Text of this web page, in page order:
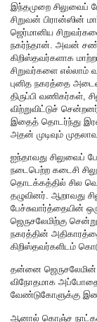
இந்தமுறை சிலுவைப்
சிறுவன் பிரான்ஸின்
ஜெர்மானிய
நகர்ந்தான். அவன்
கிறிஸ்தவர்களாக
சிறுவர்களை
புனித நகரத்தை
திருப்பி வணிகர்கள்,
விற்றுவிட்டுச்
இதைத் தொடர்ந்து
அதன் முடிவும்
ஐந்தாவது சிலுவைப்
நடைபெற்ற கடைசி
தொடக்கத்தில் சில
தழுவினர். ஆறாவது
பேச்சுவார்த்தையின்
ஜெருசலேமிற்கு
நகரத்தின்
கிறிஸ்தவர்களிடம்
தன்னை ஜெருசலேமின்
விநோதமாக
வேண்டுகோளுக்கு
ஆனால் கொஞ்ச